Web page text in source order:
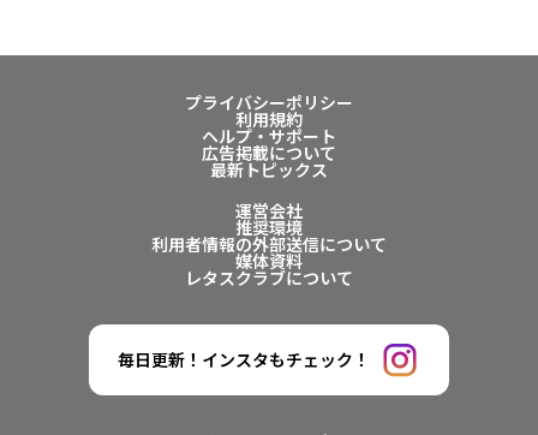
プライバシーポリシー
利用規約
ヘルプ・サポート
広告掲載について
最新トピックス
運営会社
推奨環境
利用者情報の外部送信について
媒体資料
レタスクラブについて
毎日更新！インスタもチェック！